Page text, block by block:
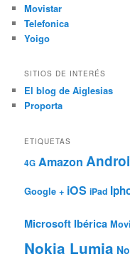
Movistar
Telefonica
Yoigo
SITIOS DE INTERÉS
El blog de Aiglesias
Proporta
ETIQUETAS
4G Amazon
Google + iOS iPad
Microsoft Ibérica
Nokia Lumia